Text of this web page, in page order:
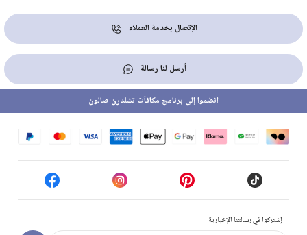
الإتصال بخدمة العملاء
أرسل لنا رسالة
إشتركوا في رسالتنا الإخبارية
انضموا إلى برنامج مكافآت تشلدرن صالون